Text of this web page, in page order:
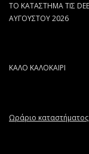
ΤΟ ΚΑΤΑΣΤΗΜΑ ΤΙΣ
ΑΥΓΟΥΣΤΟΥ 2026
ΚΑΛΟ ΚΑΛΟΚΑΙΡΙ
Ωράριο